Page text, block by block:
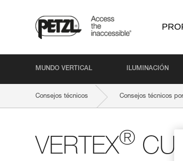
MUNDO VERTICAL ILUMINACIÓN
Consejos técnicos Consejos técnicos
VERTEX®